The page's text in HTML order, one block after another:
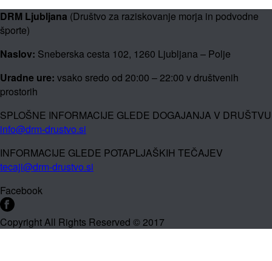
DRM Ljubljana (Društvo za raziskovanje morja in podvodne
športe)
Naslov: Sneberska cesta 102, 1260 Ljubljana – Polje
Uradne ure: vsako sredo od 20:00 – 22:00 v društvenih
prostorih
SPLOŠNE INFORMACIJE GLEDE DOGAJANJA V DRUŠTVU
info@drm-drustvo.si
INFORMACIJE GLEDE POTAPLJAŠKIH TEČAJEV
tecaji@drm-drustvo.si
Facebook
Copyright All Rights Reserved © 2017